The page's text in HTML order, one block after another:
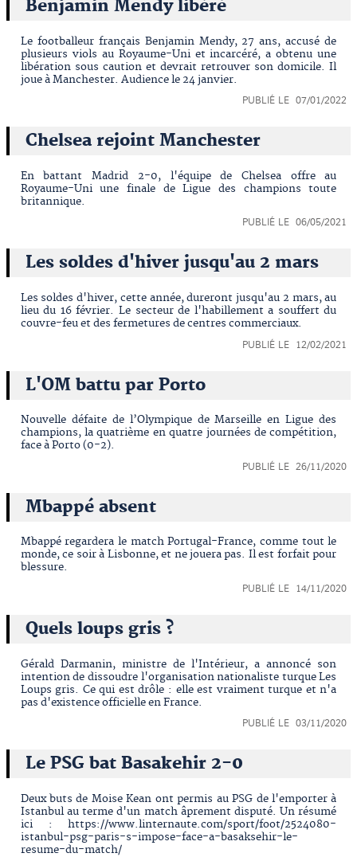
Benjamin Mendy libéré
Le footballeur français Benjamin Mendy, 27 ans, accusé de
plusieurs viols au Royaume-Uni et incarcéré, a obtenu une
libération sous caution et devrait retrouver son domicile. Il
joue à Manchester. Audience le 24 janvier.
PUBLIÉ LE 07/01/2022
Chelsea rejoint Manchester
En battant Madrid 2-0, l'équipe de Chelsea offre au
Royaume-Uni une finale de Ligue des champions toute
britannique.
PUBLIÉ LE 06/05/2021
Les soldes d'hiver jusqu'au 2 mars
Les soldes d'hiver, cette année, dureront jusqu'au 2 mars, au
lieu du 16 février. Le secteur de l'habillement a souffert du
couvre-feu et des fermetures de centres commerciaux.
PUBLIÉ LE 12/02/2021
L'OM battu par Porto
Nouvelle défaite de l’Olympique de Marseille en Ligue des
champions, la quatrième en quatre journées de compétition,
face à Porto (0-2).
PUBLIÉ LE 26/11/2020
Mbappé absent
Mbappé regardera le match Portugal-France, comme tout le
monde, ce soir à Lisbonne, et ne jouera pas. Il est forfait pour
blessure.
PUBLIÉ LE 14/11/2020
Quels loups gris ?
Gérald Darmanin, ministre de l'Intérieur, a annoncé son
intention de dissoudre l'organisation nationaliste turque Les
Loups gris. Ce qui est drôle : elle est vraiment turque et n'a
pas d'existence officielle en France.
PUBLIÉ LE 03/11/2020
Le PSG bat Basakehir 2-0
Deux buts de Moise Kean ont permis au PSG de l'emporter à
Istanbul au terme d'un match âprement disputé. Un résumé
ici : https://www.linternaute.com/sport/foot/2524080-
istanbul-psg-paris-s-impose-face-a-basaksehir-le-
resume-du-match/